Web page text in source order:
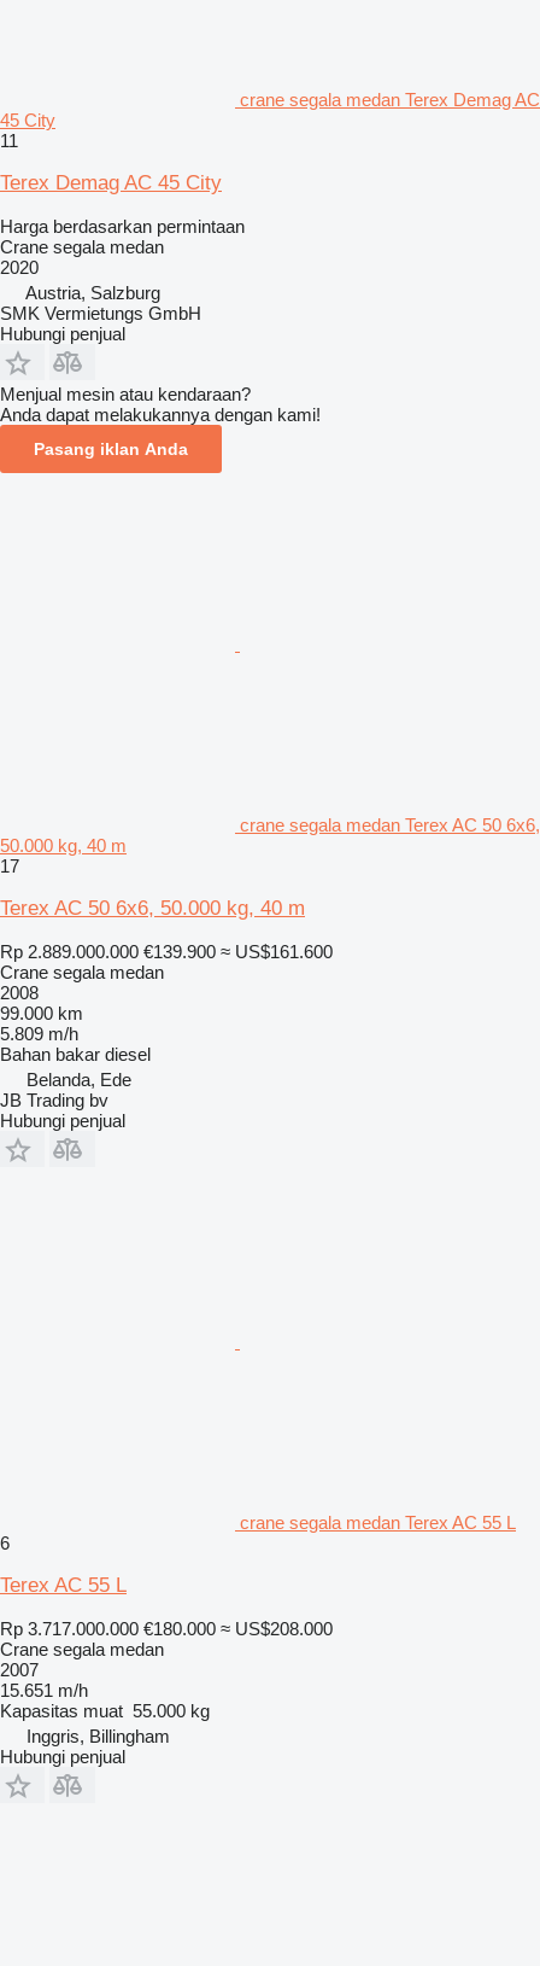
crane segala medan Terex Demag AC
45 City
11
Terex Demag AC 45 City
Harga berdasarkan permintaan
Crane segala medan
2020
Austria, Salzburg
SMK Vermietungs GmbH
Hubungi penjual
Menjual mesin atau kendaraan?
Anda dapat melakukannya dengan kami!
Pasang iklan Anda
crane segala medan Terex AC 50 6x6,
50.000 kg, 40 m
17
Terex AC 50 6x6, 50.000 kg, 40 m
Rp 2.889.000.000 €139.900 ≈ US$161.600
Crane segala medan
2008
99.000 km
5.809 m/h
Bahan bakar diesel
Belanda, Ede
JB Trading bv
Hubungi penjual
crane segala medan Terex AC 55 L
6
Terex AC 55 L
Rp 3.717.000.000 €180.000 ≈ US$208.000
Crane segala medan
2007
15.651 m/h
Kapasitas muat 55.000 kg
Inggris, Billingham
Hubungi penjual